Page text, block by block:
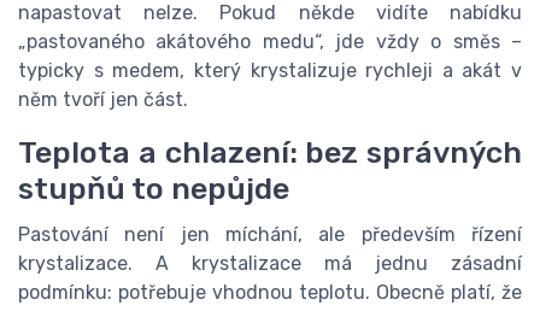
napastovat nelze. Pokud někde vidíte nabídku
„pastovaného akátového medu“, jde vždy o směs –
typicky s medem, který krystalizuje rychleji a akát v
něm tvoří jen část.
Teplota a chlazení: bez správných
stupňů to nepůjde
Pastování není jen míchání, ale především řízení
krystalizace. A krystalizace má jednu zásadní
podmínku: potřebuje vhodnou teplotu. Obecně platí, že